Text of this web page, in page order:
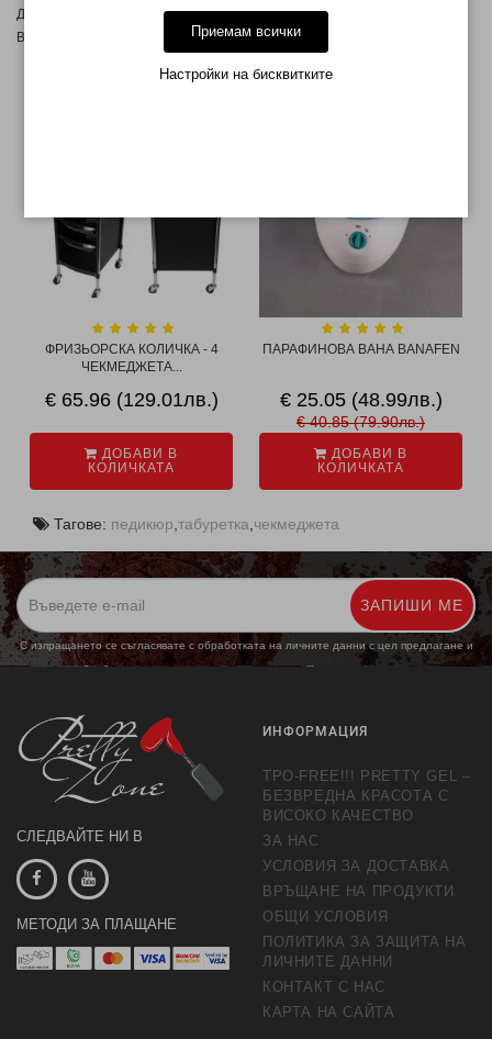
Дължина 37,5 см
Височина на подноса от земята 74 см
МОЖЕ ДА ХАРЕСАТЕ ОЩЕ
ФРИЗЬОРСКА КОЛИЧКА - 4
ЧЕКМЕДЖЕТА...
€ 65.96 (129.01лв.)
ДОБАВИ В
КОЛИЧКАТА
ПАРАФИНОВА ВАНА BANAFEN
€ 25.05 (48.99лв.)
€ 40.85 (79.90лв.)
ДОБАВИ В
КОЛИЧКАТА
Тагове: педикюр табуретка чекмеджета
ЗАПИШИ МЕ
С изпращането се съгласявате с обработката на личните данни с цел предлагане и
обработка на маркетингови предложения. Повече информация
СЛЕДВАЙТЕ НИ В
МЕТОДИ ЗА ПЛАЩАНЕ
ИНФОРМАЦИЯ
TPO-FREE!!! PRETTY GEL –
БЕЗВРЕДНА КРАСОТА С
ВИСОКО КАЧЕСТВО
ЗА НАС
УСЛОВИЯ ЗА ДОСТАВКА
ВРЪЩАНЕ НА ПРОДУКТИ
ОБЩИ УСЛОВИЯ
ПОЛИТИКА ЗА ЗАЩИТА НА
ЛИЧНИТЕ ДАННИ
КОНТАКТ С НАС
КАРТА НА САЙТА
Приемам всички
Настройки на бисквитките